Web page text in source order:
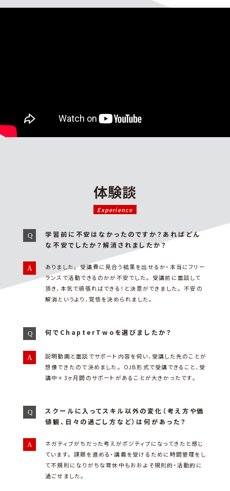
体験談
Experience
学習前に不安はなかったのですか？あればどん
な不安でしたか？解消されましたか？
ありました。 受講費に見合う結果を出せるか・本当にフリー
ランスで活動できるのかが不安でした。 受講前に面談して
頂き、本気で頑張ればできる！と決意ができました。 不安の
解消というより、覚悟を決められました。
何でChapterTwoを選びましたか？
説明動画と面談でサポート内容を伺い、受講した先のことが
想像できたので決めました。 OJB形式で受講できること、受
講中＋3ヶ月間のサポートがあることが大きかったです。
スクールに入ってスキル以外の変化（考え方や価
値観、日々の過ごし方など）は何があった？
ネガティブがちだった考えがポジティブになってきたと感じ
ています。 課題を進める・講義を受けるために時間管理をし
て不規則になりがちな育休中もおおよそ規則的・活動的に
過ごせました。